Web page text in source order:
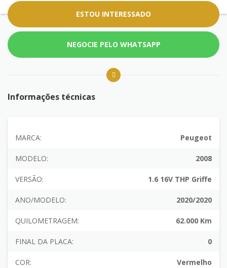
ESTOU INTERESSADO
NEGOCIE PELO WHATSAPP
Informações técnicas
MARCA: Peugeot
MODELO: 2008
VERSÃO: 1.6 16V THP Griffe
ANO/MODELO: 2020/2020
QUILOMETRAGEM: 62.000 Km
FINAL DA PLACA: 0
COR: Vermelho